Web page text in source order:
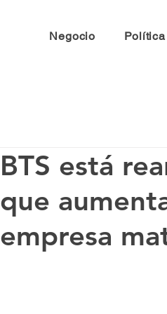
Negocio Política
BTS está
que
empresa